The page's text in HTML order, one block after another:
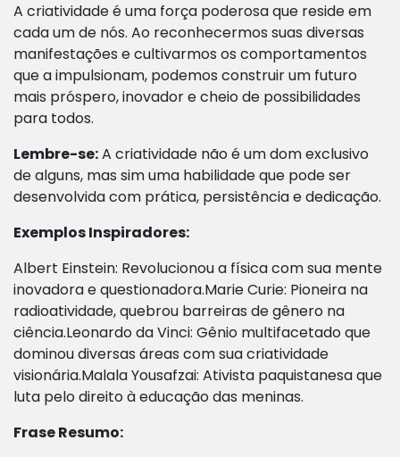
A criatividade é uma força poderosa que reside em
cada um de nós. Ao reconhecermos suas diversas
manifestações e cultivarmos os comportamentos
que a impulsionam, podemos construir um futuro
mais próspero, inovador e cheio de possibilidades
para todos.
Lembre-se:A criatividade não é um dom exclusivo
de alguns, mas sim uma habilidade que pode ser
desenvolvida com prática, persistência e dedicação.
Exemplos Inspiradores:
Albert Einstein: Revolucionou a física com sua mente
inovadora e questionadora.Marie Curie: Pioneira na
radioatividade, quebrou barreiras de gênero na
ciência.Leonardo da Vinci: Gênio multifacetado que
dominou diversas áreas com sua criatividade
visionária.Malala Yousafzai: Ativista paquistanesa que
luta pelo direito à educação das meninas.
Frase Resumo: